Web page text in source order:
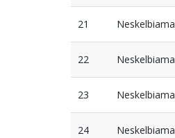
21 Neskelbiama
22 Neskelbiama
23 Neskelbiama
24 Neskelbiama